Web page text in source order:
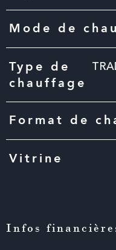
Mode de
Type de
chauffage
Format de
Vitrine
Infos